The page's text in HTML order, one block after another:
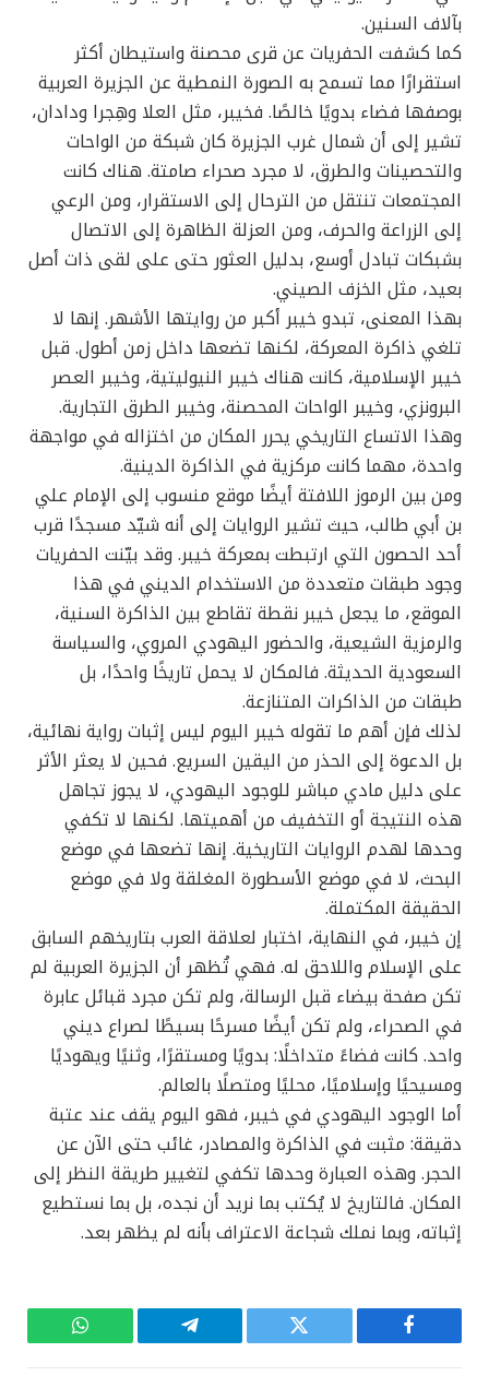
بآلاف السنين.
كما كشفت الحفريات عن قرى محصنة واستيطان أكثر
استقرارًا مما تسمح به الصورة النمطية عن الجزيرة العربية
بوصفها فضاء بدويًا خالصًا. فخيبر، مثل العلا وهِجرا ودادان،
تشير إلى أن شمال غرب الجزيرة كان شبكة من الواحات
والتحصينات والطرق، لا مجرد صحراء صامتة. هناك كانت
المجتمعات تنتقل من الترحال إلى الاستقرار، ومن الرعي
إلى الزراعة والحرف، ومن العزلة الظاهرة إلى الاتصال
بشبكات تبادل أوسع، بدليل العثور حتى على لقى ذات أصل
بعيد، مثل الخزف الصيني.
بهذا المعنى، تبدو خيبر أكبر من روايتها الأشهر. إنها لا
تلغي ذاكرة المعركة، لكنها تضعها داخل زمن أطول. قبل
خيبر الإسلامية، كانت هناك خيبر النيوليتية، وخيبر العصر
البرونزي، وخيبر الواحات المحصنة، وخيبر الطرق التجارية.
وهذا الاتساع التاريخي يحرر المكان من اختزاله في مواجهة
واحدة، مهما كانت مركزية في الذاكرة الدينية.
ومن بين الرموز اللافتة أيضًا موقع منسوب إلى الإمام علي
بن أبي طالب، حيث تشير الروايات إلى أنه شيّد مسجدًا قرب
أحد الحصون التي ارتبطت بمعركة خيبر. وقد بيّنت الحفريات
وجود طبقات متعددة من الاستخدام الديني في هذا
الموقع، ما يجعل خيبر نقطة تقاطع بين الذاكرة السنية،
والرمزية الشيعية، والحضور اليهودي المروي، والسياسة
السعودية الحديثة. فالمكان لا يحمل تاريخًا واحدًا، بل
طبقات من الذاكرات المتنازعة.
لذلك فإن أهم ما تقوله خيبر اليوم ليس إثبات رواية نهائية،
بل الدعوة إلى الحذر من اليقين السريع. فحين لا يعثر الأثر
على دليل مادي مباشر للوجود اليهودي، لا يجوز تجاهل
هذه النتيجة أو التخفيف من أهميتها. لكنها لا تكفي
وحدها لهدم الروايات التاريخية. إنها تضعها في موضع
البحث، لا في موضع الأسطورة المغلقة ولا في موضع
الحقيقة المكتملة.
إن خيبر، في النهاية، اختبار لعلاقة العرب بتاريخهم السابق
على الإسلام واللاحق له. فهي تُظهر أن الجزيرة العربية لم
تكن صفحة بيضاء قبل الرسالة، ولم تكن مجرد قبائل عابرة
في الصحراء، ولم تكن أيضًا مسرحًا بسيطًا لصراع ديني
واحد. كانت فضاءً متداخلًا: بدويًا ومستقرًا، وثنيًا ويهوديًا
ومسيحيًا وإسلاميًا، محليًا ومتصلًا بالعالم.
أما الوجود اليهودي في خيبر، فهو اليوم يقف عند عتبة
دقيقة: مثبت في الذاكرة والمصادر، غائب حتى الآن عن
الحجر. وهذه العبارة وحدها تكفي لتغيير طريقة النظر إلى
المكان. فالتاريخ لا يُكتب بما نريد أن نجده، بل بما نستطيع
إثباته، وبما نملك شجاعة الاعتراف بأنه لم يظهر بعد.
فيسبوك تويتر تيلقرام واتساب